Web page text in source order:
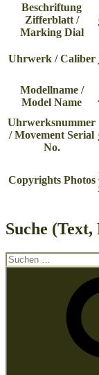
Beschriftung
Zifferblatt /
Marking Dial
Uhrwerk / Caliber
Modellname /
Model Name
Uhrwerksnummer
/ Movement Serial
No.
Copyrights Photos
Suche
Suche
nach: